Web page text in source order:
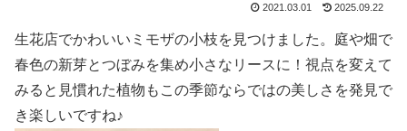
2021.03.01 2025.09.22
生花店でかわいいミモザの小枝を見つけました。庭や畑で
春色の新芽とつぼみを集め小さなリースに！視点を変えて
みると見慣れた植物もこの季節ならではの美しさを発見で
き楽しいですね♪